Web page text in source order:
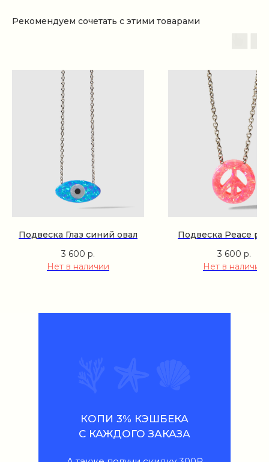
Рекомендуем сочетать с этими товарами
Подвеска Глаз синий овал
3 600 р.
Нет в наличии
Подвеска Peace
3 600 р.
Нет в наличии
КОПИ 3% КЭШБЕКА
С КАЖДОГО ЗАКАЗА